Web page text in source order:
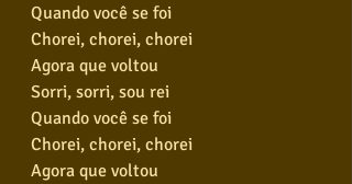
Quando você se foi
Chorei, chorei, chorei
Agora que voltou
Sorri, sorri, sou rei
Quando você se foi
Chorei, chorei, chorei
Agora que voltou